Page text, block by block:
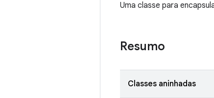
Uma classe para
Resumo
Classes aninhadas